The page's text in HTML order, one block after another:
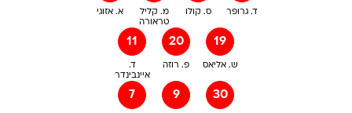
א. אזוגי
מ. קליל
טראורה
ס. קולו ד. גרופר
11
ד.
איינבינדר
20
פ. רוזה
19
ש. אליאס
7 9 30